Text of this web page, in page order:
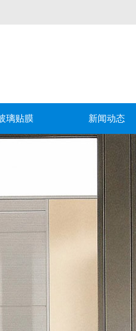
璃贴膜 新闻动态